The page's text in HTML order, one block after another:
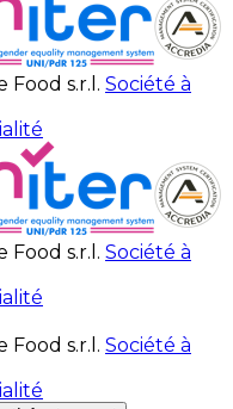
s.r.l. Société à
s.r.l. Société à
s.r.l. Société à